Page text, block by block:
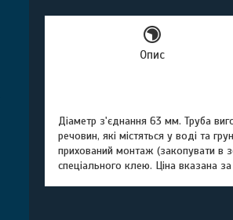
Опис
Діаметр з'єднання 63 мм. Труба
речовин, які містяться у воді та
прихований монтаж (закопувати в
спеціального клею. Ціна вказана